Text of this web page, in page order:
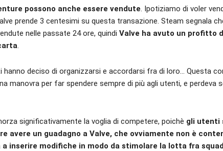
possono anche essere vendute. Ipotiziamo di voler
prende 3 centesimi su questa transazione. Steam segnala
nelle passate 24 ore, quindi Valve ha avuto un profitto
.
hanno deciso di organizzarsi e accordarsi fra di loro… Questa
manovra per far spendere sempre di più agli utenti, e perdeva
significativamente la voglia di competere, poichè gli utenti
avere un guadagno a Valve, che ovviamente non è
inserire modifiche in modo da stimolare la lotta fra